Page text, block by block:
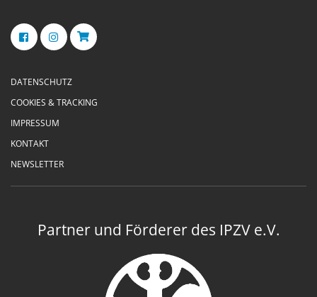
DATENSCHUTZ
COOKIES & TRACKING
IMPRESSUM
KONTAKT
NEWSLETTER
Partner und Förderer des IPZV e.V.